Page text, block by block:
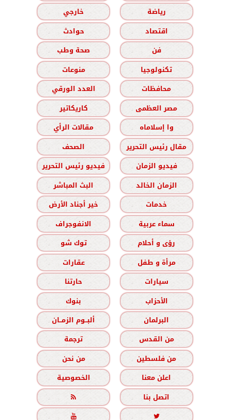
رياضة
خارجي
اقتصاد
حوادث
فن
صحة وطب
تكنولوجيا
منوعات
محافظات
العدد الورقي
مصر العظمى
كاريكاتير
وا إسلاماه
مقالات الرأي
مقال رئيس التحرير
الصحف
فيديو الزمان
فيديو رئيس التحرير
الزمان الخالد
البث المباشر
خدمات
خير أجناد الأرض
سماء عربية
الانفوجراف
رؤى و أحلام
توك شو
مرأة و طفل
عقارات
سيارات
حارتنا
الأحزاب
بنوك
البرلمان
ألبــوم الزمــان
من القدس
ترجمة
من فلسطين
من نحن
اعلن معنا
الخصوصية
اتصل بنا


